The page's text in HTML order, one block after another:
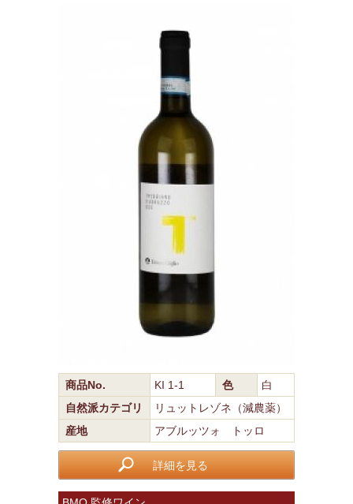
商品No. KI 1-1 色
白
自然派カテゴリ
リュットレゾネ（減農薬）
産地
アブルッツォ トッロ
詳細を見る